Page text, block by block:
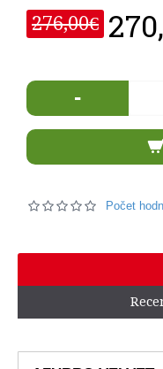
276,00€
-
Počet